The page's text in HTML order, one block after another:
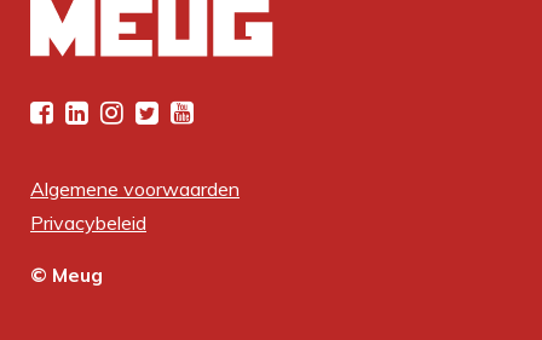
Algemene voorwaarden
Privacybeleid
© Meug